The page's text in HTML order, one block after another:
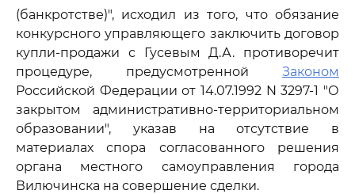
(банкротстве)", исходил из того, что обязание
конкурсного управляющего заключить договор
купли-продажи с Гусевым Д.А. противоречит
процедуре, предусмотренной Законом
Российской Федерации от 14.07.1992 N 3297-1 "О
закрытом административно-территориальном
образовании", указав на отсутствие в
материалах спора согласованного решения
органа местного самоуправления города
Вилючинска на совершение сделки.